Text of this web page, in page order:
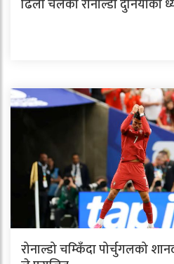
ढिलो चलेका रोनाल्डो दुनियाँको
रोनाल्डो चम्किँदा पोर्चुगलको